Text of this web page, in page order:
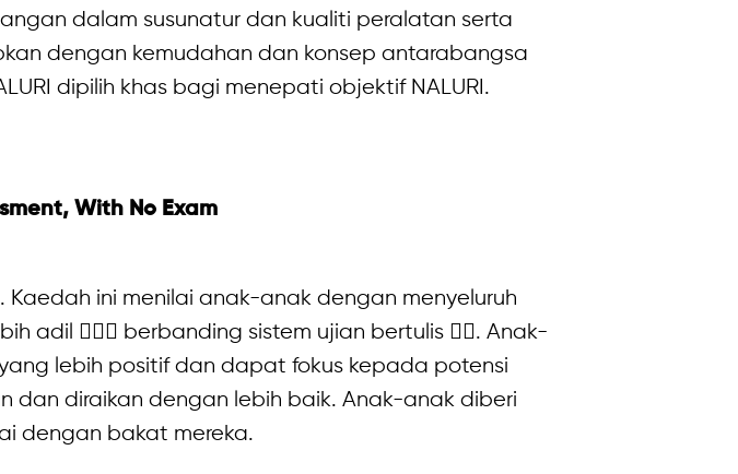
dalam susunatur dan kualiti peralatan serta
dengan kemudahan dan konsep antarabangsa
dipilih khas bagi menepati objektif NALURI.
With No Exam
ini menilai anak-anak dengan menyeluruh
adil 💁🏼‍♀ berbanding sistem ujian bertulis ✍🏻. Anak-
lebih positif dan dapat fokus kepada potensi
dan diraikan dengan lebih baik. Anak-anak diberi
dengan bakat mereka.